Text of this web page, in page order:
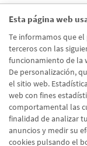
Esta página web
Te informamos que
terceros con las
funcionamiento de la
De personalización,
el sitio web.
web con fines
comportamental las
finalidad de analizar
anuncios y medir su
cookies pulsando el
En EE., los
Treasuries cayeron 3
el viernes, con el 2Y en
10Y en 4.42%
Paginación
‹ 4 5 6